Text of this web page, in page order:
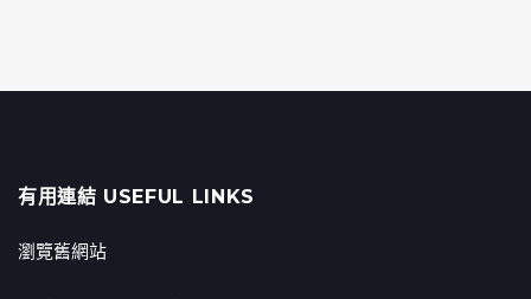
有用連結 USEFUL LINKS
瀏覽舊網站